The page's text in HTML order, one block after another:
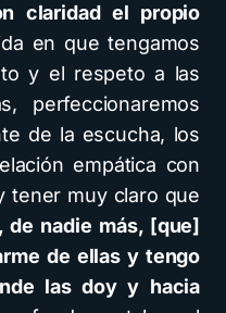
claridad el propio
en que tengamos
y el respeto a las
perfeccionaremos
de la escucha, los
empática con
tener muy claro que
de nadie más, [que]
de ellas y tengo
las doy y hacia